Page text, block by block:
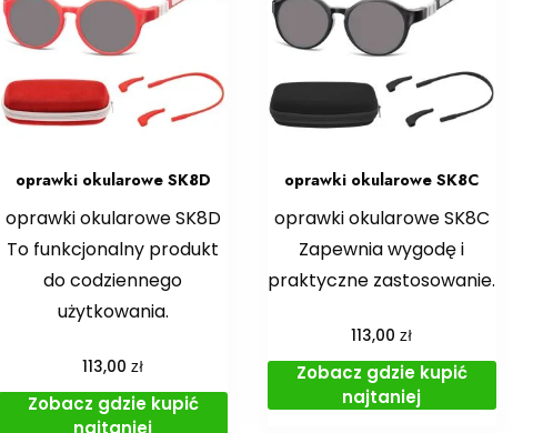
oprawki okularowe SK8D
oprawki okularowe SK8D
To funkcjonalny produkt
do codziennego
użytkowania.
113,00zł
Zobacz gdzie kupić
najtaniej
oprawki okularowe SK8C
oprawki okularowe SK8C
Zapewnia wygodę i
praktyczne zastosowanie.
113,00zł
Zobacz gdzie kupić
najtaniej